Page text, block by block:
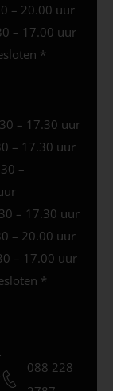
– 20.00 uur
– 17.00 uur
*
– 17.30 uur
– 17.30 uur
–
– 17.30 uur
– 20.00 uur
– 17.00 uur
*
088 228